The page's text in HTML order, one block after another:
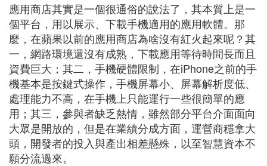
應用商店其實是一個很通俗的說法了，其本質上是一
個平台，用以展示、下載手機適用的應用軟體。那
麼，在蘋果以前的應用商店為啥沒有紅火起來呢？其
一，網路環境還沒有成熟，下載應用等待時間長而且
資費巨大；其二，手機硬體限制，在iPhone之前的手
機基本是按鍵式操作，手機屏幕小、屏幕解析度低、
處理能力不高，在手機上只能運行一些很簡單的應
用；其三，參與者缺乏熱情，雖然部分平台介面面向
大眾是開放的，但是在業績分成方面，運營商穩拿大
頭，開發者的投入與產出相差懸殊，以至智慧資本不
願分流過來。